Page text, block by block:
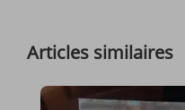
Articles similaires